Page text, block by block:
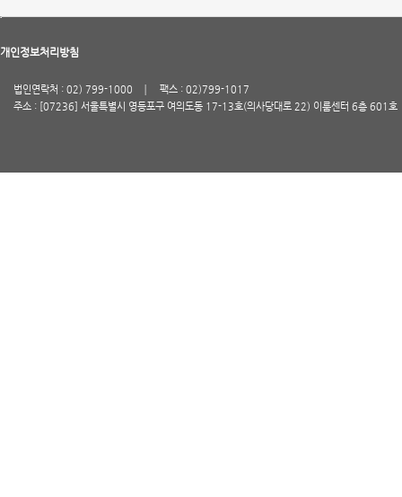
개인정보처리방침
법인연락처 : 02) 799-1000
팩스 : 02)799-1017
주소 : [07236] 서울특별시 영등포구 여의도동 17-13호(의사당대로 22) 이룸센터 6층 601호